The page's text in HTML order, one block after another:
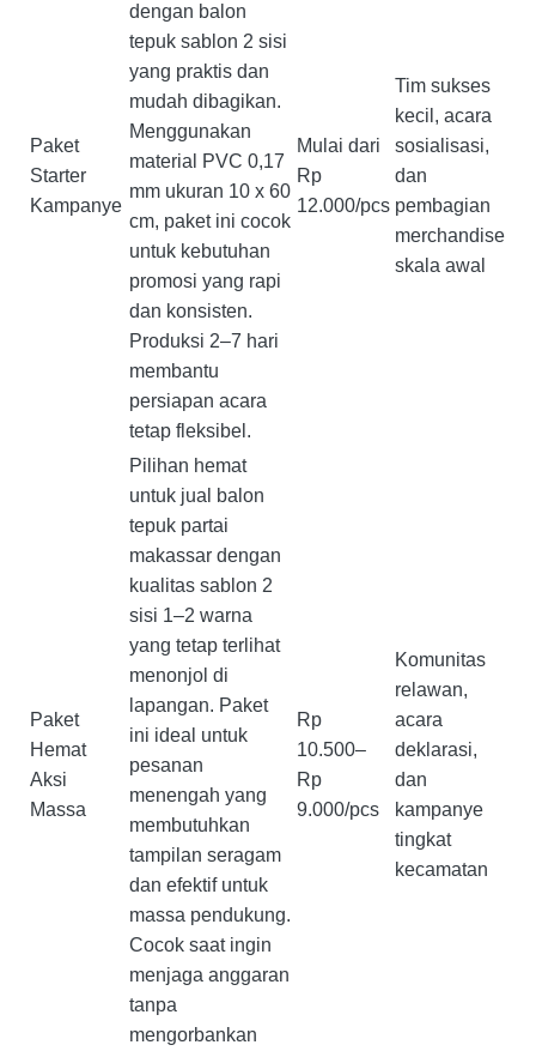
Paket
Starter
Kampanye
dengan balon
tepuk sablon 2 sisi
yang praktis dan
mudah dibagikan.
Menggunakan
material PVC 0,17
mm ukuran 10 x 60
cm, paket ini cocok
untuk kebutuhan
promosi yang rapi
dan konsisten.
Produksi 2–7 hari
membantu
persiapan acara
tetap fleksibel.
Mulai dari
Rp
12.000/pcs
Tim sukses
kecil, acara
sosialisasi,
dan
pembagian
merchandise
skala awal
Paket
Hemat
Aksi
Massa
Pilihan hemat
untuk jual balon
tepuk partai
makassar dengan
kualitas sablon 2
sisi 1–2 warna
yang tetap terlihat
menonjol di
lapangan. Paket
ini ideal untuk
pesanan
menengah yang
membutuhkan
tampilan seragam
dan efektif untuk
massa pendukung.
Cocok saat ingin
menjaga anggaran
tanpa
mengorbankan
Rp
10.500–
Rp
9.000/pcs
Komunitas
relawan,
acara
deklarasi,
dan
kampanye
tingkat
kecamatan